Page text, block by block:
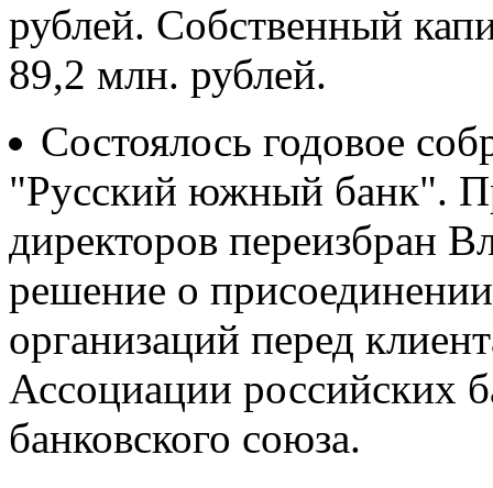
рублей. Собственный
89,2 млн. рублей.
Состоялось годовое
"Русский южный банк".
директоров переизбран
решение о
организаций перед
Ассоциации российских
банковского союза.